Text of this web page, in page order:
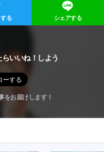
る シェアする
いいね！しよう
をお届けします！